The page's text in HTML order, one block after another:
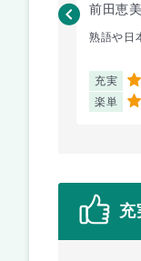
前田恵
熟語や日
充実 4
楽単 4
充